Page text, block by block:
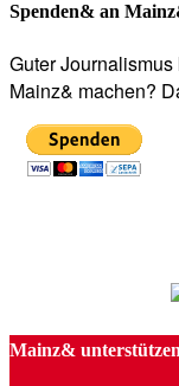
Spenden& an
Guter
Mainz& machen?
Mainz&